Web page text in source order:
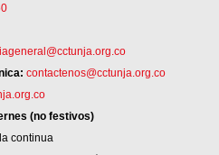
contactenos@cctunja.org.co
(no festivos)
continua